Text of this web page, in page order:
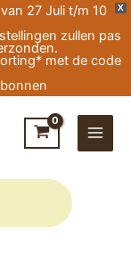
X
27 Juli t/m 10
zullen pas
met de code